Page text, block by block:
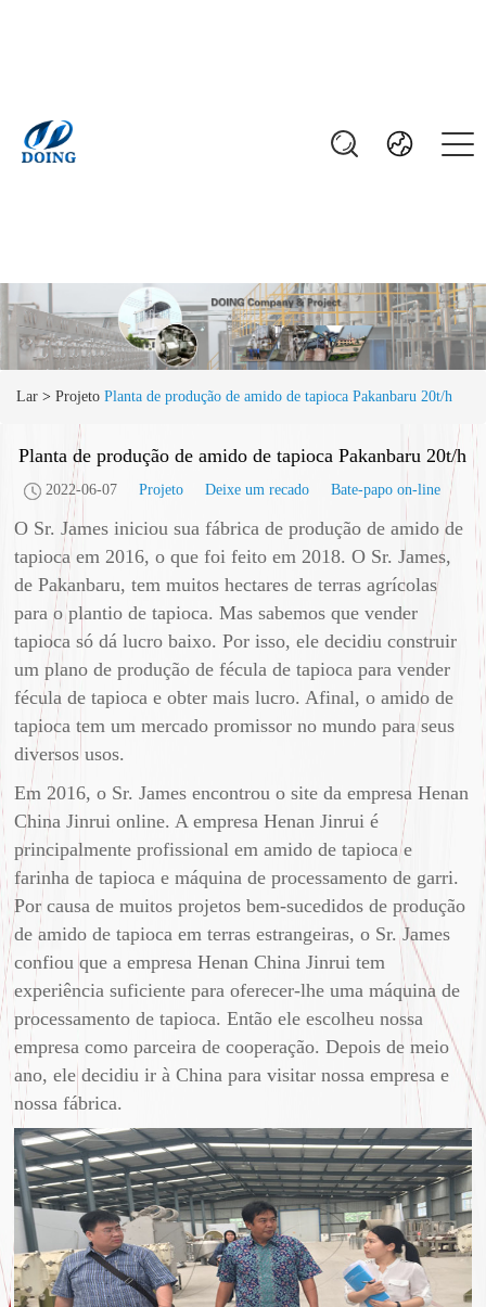
Lar > Projeto Planta de produção de amido de tapioca Pakanbaru 20t/h
Planta de produção de amido de tapioca Pakanbaru 20t/h
2022-06-07 Projeto Deixe um recado Bate-papo on-line
O Sr. James iniciou sua fábrica de produção de amido de
tapioca em 2016, o que foi feito em 2018. O Sr. James,
de Pakanbaru, tem muitos hectares de terras agrícolas
para o plantio de tapioca. Mas sabemos que vender
tapioca só dá lucro baixo. Por isso, ele decidiu construir
um plano de produção de fécula de tapioca para vender
fécula de tapioca e obter mais lucro. Afinal, o amido de
tapioca tem um mercado promissor no mundo para seus
diversos usos.
Em 2016, o Sr. James encontrou o site da empresa Henan
China Jinrui online. A empresa Henan Jinrui é
principalmente profissional em amido de tapioca e
farinha de tapioca e máquina de processamento de garri.
Por causa de muitos projetos bem-sucedidos de produção
de amido de tapioca em terras estrangeiras, o Sr. James
confiou que a empresa Henan China Jinrui tem
experiência suficiente para oferecer-lhe uma máquina de
processamento de tapioca. Então ele escolheu nossa
empresa como parceira de cooperação. Depois de meio
ano, ele decidiu ir à China para visitar nossa empresa e
nossa fábrica.